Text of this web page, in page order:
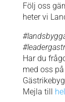
Följ oss
heter vi
Har du
med oss
Mejla till